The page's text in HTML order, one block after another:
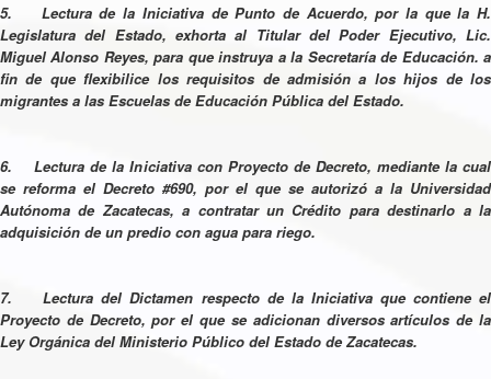
5. Lectura de la Iniciativa de Punto de Acuerdo, por la que la H.
Legislatura del Estado, exhorta al Titular del Poder Ejecutivo, Lic.
Miguel Alonso Reyes, para que instruya a la Secretaría de Educación. a
fin de que flexibilice los requisitos de admisión a los hijos de los
migrantes a las Escuelas de Educación Pública del Estado.
6. Lectura de la Iniciativa con Proyecto de Decreto, mediante la cual
se reforma el Decreto #690, por el que se autorizó a la Universidad
Autónoma de Zacatecas, a contratar un Crédito para destinarlo a la
adquisición de un predio con agua para riego.
7. Lectura del Dictamen respecto de la Iniciativa que contiene el
Proyecto de Decreto, por el que se adicionan diversos artículos de la
Ley Orgánica del Ministerio Público del Estado de Zacatecas.